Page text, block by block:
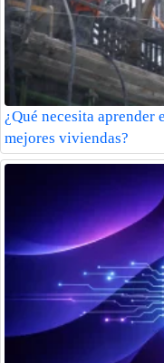
¿Qué necesita
mejores viviendas?